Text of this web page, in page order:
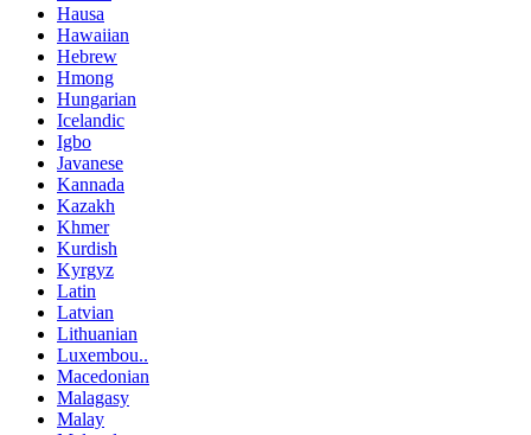
Hausa
Hawaiian
Hebrew
Hmong
Hungarian
Icelandic
Igbo
Javanese
Kannada
Kazakh
Khmer
Kurdish
Kyrgyz
Latin
Latvian
Lithuanian
Luxembou..
Macedonian
Malagasy
Malay